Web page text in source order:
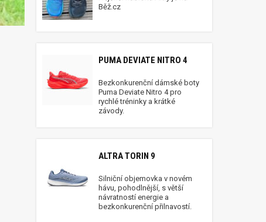
Běž.cz
PUMA DEVIATE NITRO 4
Bezkonkurenční dámské boty
Puma Deviate Nitro 4 pro
rychlé tréninky a krátké
závody.
ALTRA TORIN 9
Silniční objemovka v novém
hávu, pohodlnější, s větší
návratností energie a
bezkonkurenční přilnavostí.